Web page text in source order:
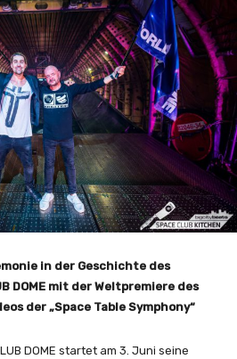
in der Geschichte des
DOME mit der Weltpremiere des
der „Space Table Symphony“
DOME startet am 3. Juni seine